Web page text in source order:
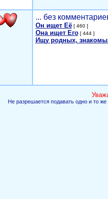
... без
Он ищет Её[ 460 ]
Она ищет Его[ 444 ]
Ищу родных,
Не разрешается подавать одно и то